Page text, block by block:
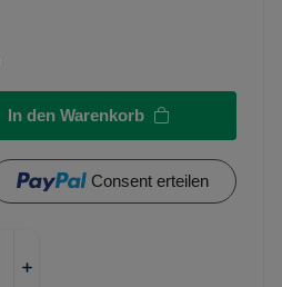
In den Warenkorb
Consent erteilen